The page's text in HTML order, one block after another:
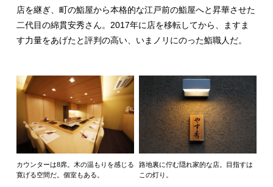
店を継ぎ、町の鮨屋から本格的な江戸前の鮨屋へと昇華させた
二代目の綿貫安秀さん。2017年に店を移転してから、ますま
す力量をあげたと評判の高い、いまノリにのった鮨職人だ。
カウンターは8席。木の温もりを感じる
寛げる空間だ。個室もある。
路地裏に佇む隠れ家的な店。目指すは
この灯り。